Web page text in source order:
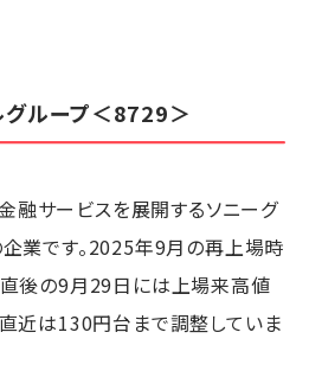
グループ＜8729＞
融サービスを展開するソニーグ
業です。2025年9月の再上場時
後の9月29日には上場来高値
近は130円台まで調整していま